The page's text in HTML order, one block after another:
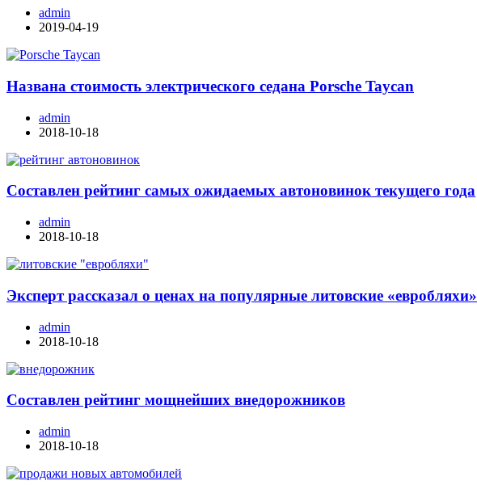
admin
2019-04-19
Названа стоимость электрического седана Porsche Taycan
admin
2018-10-18
Составлен рейтинг самых ожидаемых автоновинок текущего года
admin
2018-10-18
Эксперт рассказал о ценах на популярные литовские «евробляхи»
admin
2018-10-18
Составлен рейтинг мощнейших внедорожников
admin
2018-10-18